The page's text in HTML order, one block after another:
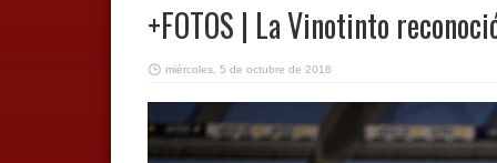
+FOTOS | La Vinotinto
miércoles, 5 de octubre de 2016